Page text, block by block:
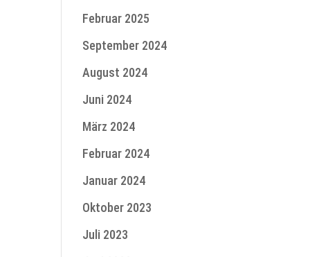
Februar 2025
September 2024
August 2024
Juni 2024
März 2024
Februar 2024
Januar 2024
Oktober 2023
Juli 2023